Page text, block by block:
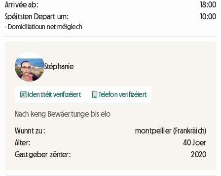
Arrivée ab:
18:00
Spéitsten Depart um:
10:00
- Domiciliatioun net méiglech
Stéphanie
Identitéit verifizéiert Telefon verifizéiert
Nach keng Bewäertunge bis elo
Wunnt zu :
montpellier (Frankräich)
Alter:
40 Joer
Gastgeber zënter:
2020